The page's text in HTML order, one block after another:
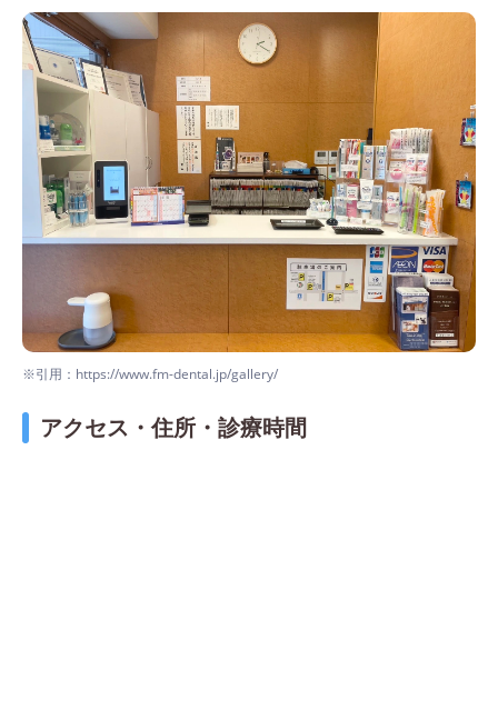
※引用：https://www.fm-dental.jp/gallery/
アクセス・住所・診療時間